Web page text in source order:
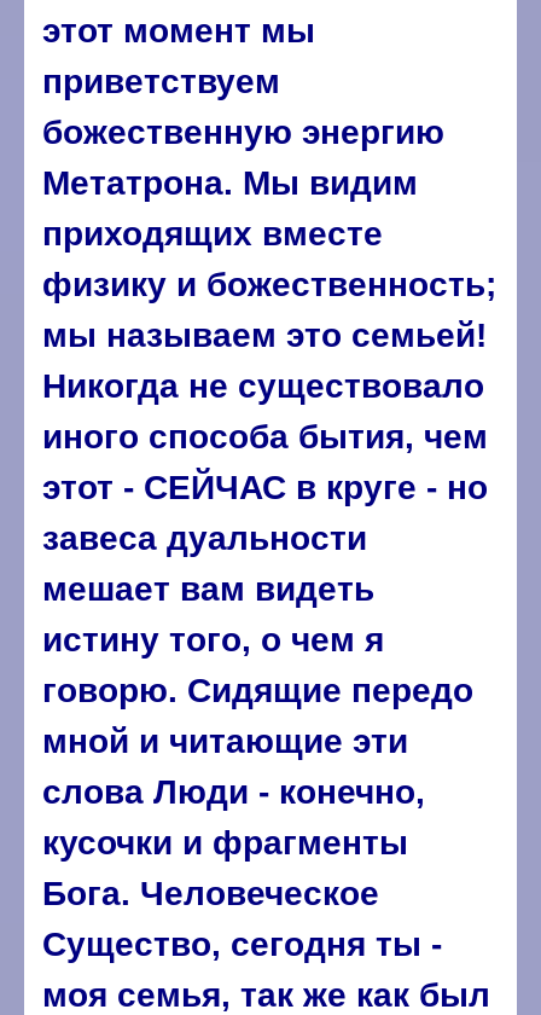
этот момент мы
приветствуем
божественную энергию
Метатрона. Мы видим
приходящих вместе
физику и божественность;
мы называем это семьей!
Никогда не существовало
иного способа бытия, чем
этот - СЕЙЧАС в круге - но
завеса дуальности
мешает вам видеть
истину того, о чем я
говорю. Сидящие передо
мной и читающие эти
слова Люди - конечно,
кусочки и фрагменты
Бога. Человеческое
Существо, сегодня ты -
моя семья, так же как был